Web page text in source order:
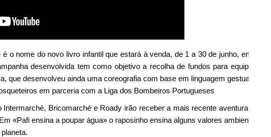
é o nome do novo livro infantil que estará à venda, de 1 a 30 de junho, em
desenvolvida tem como objetivo a recolha de fundos para equipar os
que desenvolveu ainda uma coreografia com base em linguagem gestual
em parceria com a Liga dos Bombeiros Portugueses
Bricomarché e Roady irão receber a mais recente aventura do
«Pafi ensina a poupar água» o raposinho ensina alguns valores ambientais,